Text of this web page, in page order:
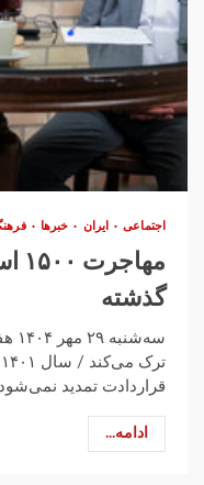
اجتماعی ایران خبرها
گذشته
قراردادت تمدید
ادامه...